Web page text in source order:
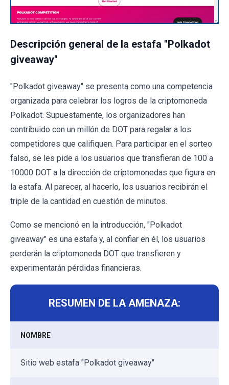
Descripción general de la estafa "Polkadot
giveaway"
"Polkadot giveaway" se presenta como una competencia
organizada para celebrar los logros de la criptomoneda
Polkadot. Supuestamente, los organizadores han
contribuido con un millón de DOT para regalar a los
competidores que califiquen. Para participar en el sorteo
falso, se les pide a los usuarios que transfieran de 100 a
10000 DOT a la dirección de criptomonedas que figura en
la estafa. Al parecer, al hacerlo, los usuarios recibirán el
triple de la cantidad en cuestión de minutos.
Como se mencionó en la introducción, "Polkadot
giveaway" es una estafa y, al confiar en él, los usuarios
perderán la criptomoneda DOT que transfieren y
experimentarán pérdidas financieras.
RESUMEN DE LA AMENAZA:
NOMBRE
Sitio web estafa "Polkadot giveaway"